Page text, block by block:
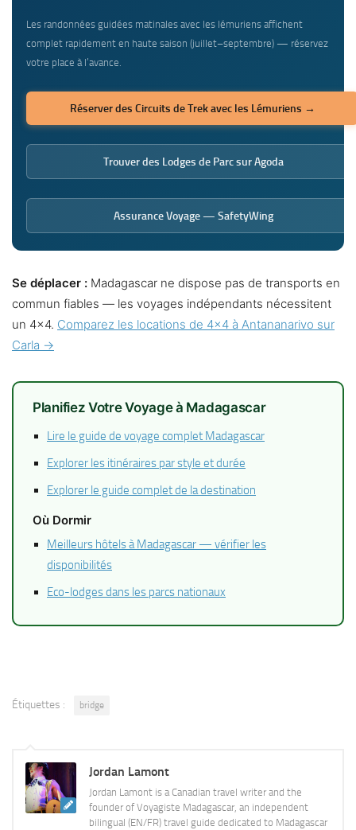
Les randonnées guidées matinales avec les lémuriens affichent
complet rapidement en haute saison (juillet–septembre) — réservez
votre place à l’avance.
Réserver des Circuits de Trek avec les Lémuriens →
Trouver des Lodges de Parc sur Agoda
Assurance Voyage — SafetyWing
Se déplacer : Madagascar ne dispose pas de transports en
commun fiables — les voyages indépendants nécessitent
un 4×4. Comparez les locations de 4×4 à Antananarivo sur
Carla →
Planifiez Votre Voyage à Madagascar
Lire le guide de voyage complet Madagascar
Explorer les itinéraires par style et durée
Explorer le guide complet de la destination
Où Dormir
Meilleurs hôtels à Madagascar — vérifier les
disponibilités
Eco-lodges dans les parcs nationaux
Étiquettes : bridge
Jordan Lamont
Jordan Lamont is a Canadian travel writer and the
founder of Voyagiste Madagascar, an independent
bilingual (EN/FR) travel guide dedicated to Madagascar